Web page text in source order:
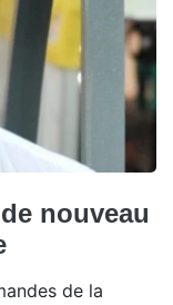
nouveau
de la